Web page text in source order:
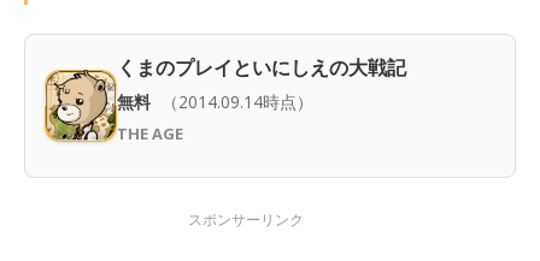
くまのプレイといにしえの大戦記
無料 （2014.09.14時点）
THE AGE